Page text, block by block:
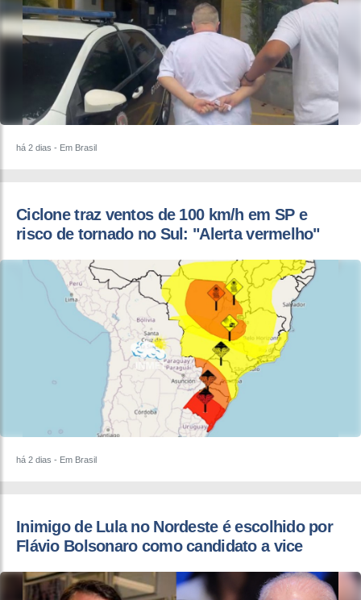
há 2 dias - Em Brasil
Ciclone traz ventos de 100 km/h em SP e
risco de tornado no Sul: "Alerta vermelho"
há 2 dias - Em Brasil
Inimigo de Lula no Nordeste é escolhido por
Flávio Bolsonaro como candidato a vice